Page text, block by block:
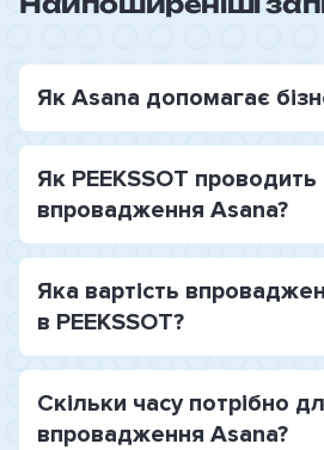
Як Asana допомагає
Як PEEKSSOT проводить
впровадження Asana?
Яка вартість
в PEEKSSOT?
Скільки часу потрібно
впровадження Asana?